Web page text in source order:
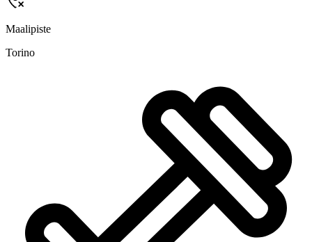
Maalipiste
Torino